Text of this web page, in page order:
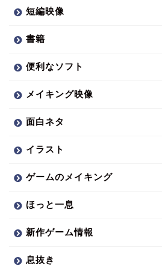
短編映像
書籍
便利なソフト
メイキング映像
面白ネタ
イラスト
ゲームのメイキング
ほっと一息
新作ゲーム情報
息抜き